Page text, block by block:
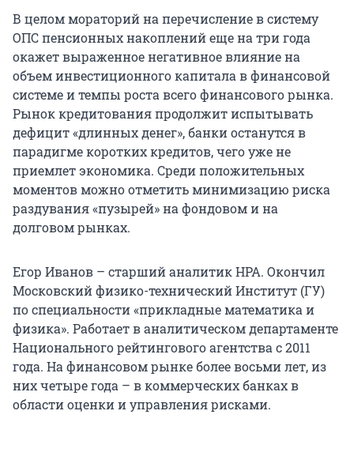
В целом мораторий на перечисление в систему
ОПС пенсионных накоплений еще на три года
окажет выраженное негативное влияние на
объем инвестиционного капитала в финансовой
системе и темпы роста всего финансового рынка.
Рынок кредитования продолжит испытывать
дефицит «длинных денег», банки останутся в
парадигме коротких кредитов, чего уже не
приемлет экономика. Среди положительных
моментов можно отметить минимизацию риска
раздувания «пузырей» на фондовом и на
долговом рынках.
Егор Иванов – старший аналитик НРА. Окончил
Московский физико-технический Институт (ГУ)
по специальности «прикладные математика и
физика». Работает в аналитическом департаменте
Национального рейтингового агентства с 2011
года. На финансовом рынке более восьми лет, из
них четыре года – в коммерческих банках в
области оценки и управления рисками.